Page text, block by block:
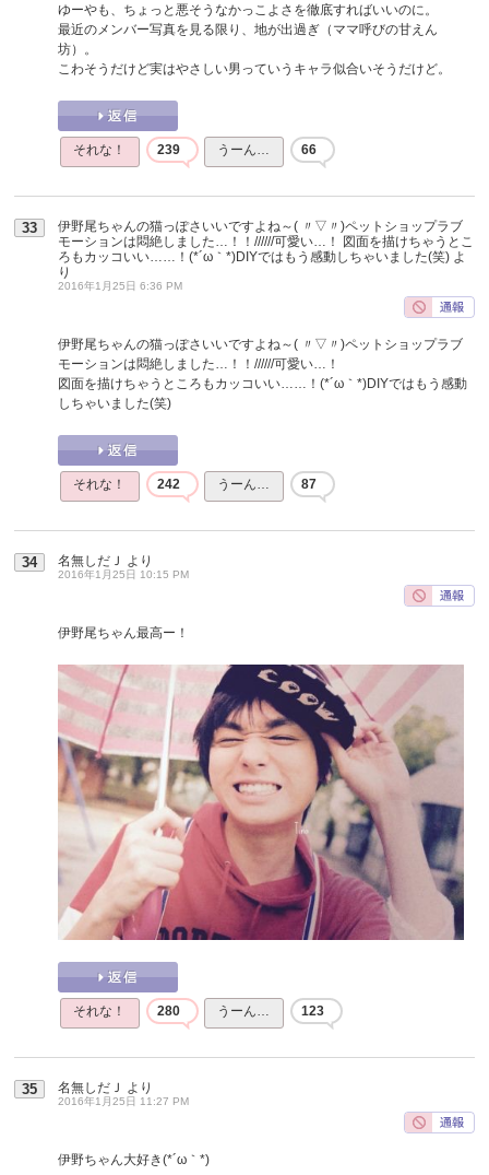
ゆーやも、ちょっと悪そうなかっこよさを徹底すればいいのに。
最近のメンバー写真を見る限り、地が出過ぎ（ママ呼びの甘えん
坊）。
こわそうだけど実はやさしい男っていうキャラ似合いそうだけど。
それな！ 239 うーん… 66
33
伊野尾ちゃんの猫っぽさいいですよね～( 〃▽〃)ペットショップラブ
モーションは悶絶しました…！！//////可愛い…！ 図面を描けちゃうとこ
ろもカッコいい……！(*´ω｀*)DIYではもう感動しちゃいました(笑) よ
り
2016年1月25日 6:36 PM
伊野尾ちゃんの猫っぽさいいですよね～( 〃▽〃)ペットショップラブ
モーションは悶絶しました…！！//////可愛い…！
図面を描けちゃうところもカッコいい……！(*´ω｀*)DIYではもう感動
しちゃいました(笑)
それな！ 242 うーん… 87
34 名無しだＪ より
2016年1月25日 10:15 PM
伊野尾ちゃん最高ー！
それな！ 280 うーん… 123
35 名無しだＪ より
2016年1月25日 11:27 PM
伊野ちゃん大好き(*´ω｀*)